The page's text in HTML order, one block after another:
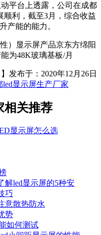
平台上透露，公司在成都
利，截至3月，综合收益
产能的能力。
）显示屏产品京东方绵阳
为48K玻璃基板/月
发布于：2020年12月26日
led显示屏生产厂家
相关推荐
显示屏怎么选
解led显示屏的5种安
巧
意散热防水
势
如何测试